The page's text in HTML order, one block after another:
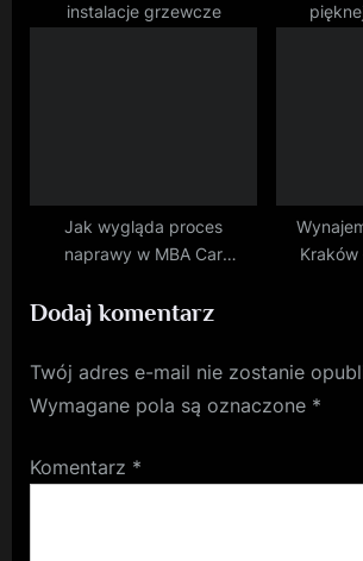
instalacje grzewcze
Jak wygląda proces
naprawy w MBA Car
Kraków
Dodaj komentarz
Twój adres e-mail nie zostanie
Wymagane pola są oznaczone *
Komentarz *